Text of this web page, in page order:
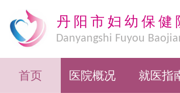
首页 医院概况 就医指
丹阳市妇幼保健
Danyangshi Fuyou
Eryuan